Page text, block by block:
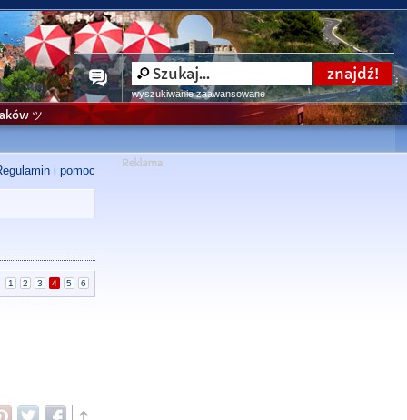
wyszukiwanie zaawansowane
ツ
i pomoc
1 2 3 4 5 6